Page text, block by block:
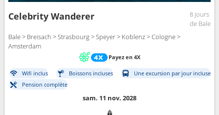
Celebrity Wanderer
8 jours
de Bale
Bale > Breisach > Strasbourg > Speyer > Koblenz > Cologne >
Amsterdam
Payez en 4X
Wifi inclus Boissons incluses
Une excursion par jour incluse
Pension complète
sam. 11 nov. 2028